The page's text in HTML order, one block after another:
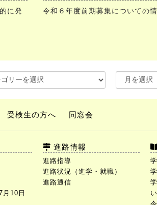
に発
令和６年度前期募集についての
受検生の方へ 同窓会
月10日
進路情報
進路指導
進路状況（進学・就職）
進路通信